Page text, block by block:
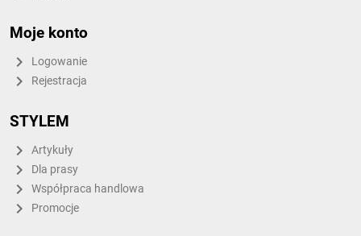
Moje konto
Logowanie
Rejestracja
STYLEM
Artykuły
Dla prasy
Współpraca handlowa
Promocje